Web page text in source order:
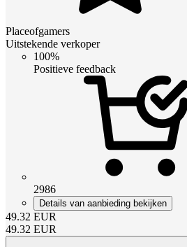
Placeofgamers
Uitstekende verkoper
100%
Positieve feedback
2986
Details van aanbieding bekijken
49.32 EUR
49.32 EUR